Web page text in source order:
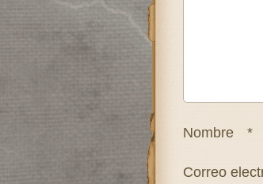
Nombre *
Correo